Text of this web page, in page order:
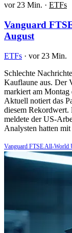
vor 23 Min. · ETFs
Vanguard
August
ETFs · vor 23 Min.
Schlechte
Kauflaune aus. Der
markiert am Montag
Aktuell notiert das
diesem
meldete der US-
Analysten hatten
Vanguard FTSE All-World